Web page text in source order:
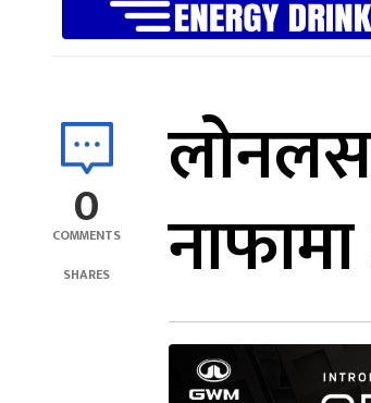
0
COMMENTS
SHARES